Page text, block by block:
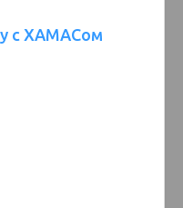
с ХАМАСом